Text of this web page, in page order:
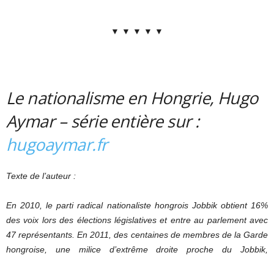
▼ ▼ ▼ ▼ ▼
Le nationalisme en Hongrie, Hugo
Aymar – série entière sur :
hugoaymar.fr
Texte de l’auteur :
En 2010, le parti radical nationaliste hongrois Jobbik obtient 16%
des voix lors des élections législatives et entre au parlement avec
47 représentants. En 2011, des centaines de membres de la Garde
hongroise, une milice d’extrême droite proche du Jobbik,